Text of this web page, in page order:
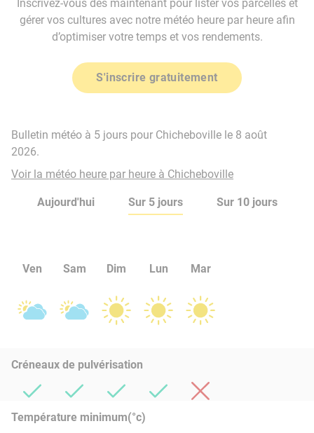
Inscrivez-vous dès maintenant pour lister vos parcelles et
gérer vos cultures avec notre météo heure par heure afin
d’optimiser votre temps et vos rendements.
S'inscrire gratuitement
Bulletin météo à 5 jours pour Chicheboville le 8 août
2026.
Voir la météo heure par heure à Chicheboville
Aujourd'hui Sur 5 jours Sur 10 jours
Ven Sam Dim Lun Mar
Créneaux de pulvérisation
Température minimum(°c)